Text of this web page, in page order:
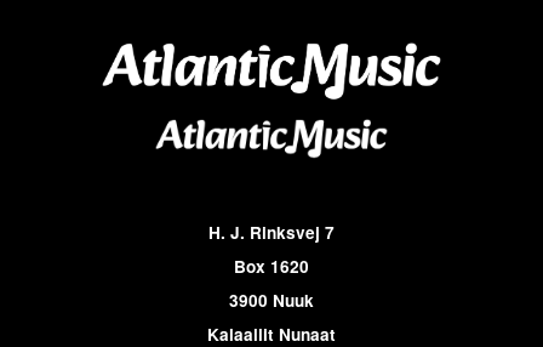
H. J. Rinksvej 7
Box 1620
3900 Nuuk
Kalaallit Nunaat